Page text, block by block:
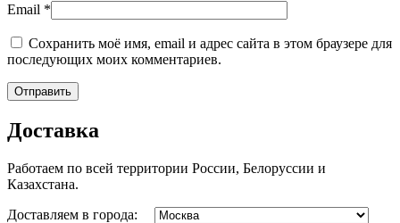
Email *
Сохранить моё имя, email и адрес сайта в этом браузере для
последующих моих комментариев.
Доставка
Работаем по всей территории России, Белоруссии и
Казахстана.
Доставляем в города: